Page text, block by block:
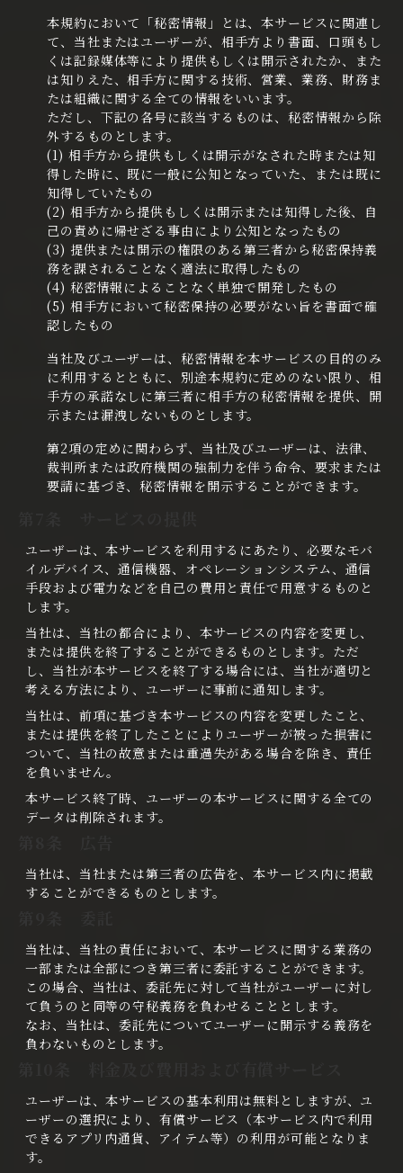
本規約において「秘密情報」とは、本サービスに関連し
て、当社またはユーザーが、相手方より書面、口頭もし
くは記録媒体等により提供もしくは開示されたか、また
は知りえた、相手方に関する技術、営業、業務、財務ま
たは組織に関する全ての情報をいいます。
ただし、下記の各号に該当するものは、秘密情報から除
外するものとします。
(1) 相手方から提供もしくは開示がなされた時または知
得した時に、既に一般に公知となっていた、または既に
知得していたもの
(2) 相手方から提供もしくは開示または知得した後、自
己の責めに帰せざる事由により公知となったもの
(3) 提供または開示の権限のある第三者から秘密保持義
務を課されることなく適法に取得したもの
(4) 秘密情報によることなく単独で開発したもの
(5) 相手方において秘密保持の必要がない旨を書面で確
認したもの
当社及びユーザーは、秘密情報を本サービスの目的のみ
に利用するとともに、別途本規約に定めのない限り、相
手方の承諾なしに第三者に相手方の秘密情報を提供、開
示または漏洩しないものとします。
第2項の定めに関わらず、当社及びユーザーは、法律、
裁判所または政府機関の強制力を伴う命令、要求または
要請に基づき、秘密情報を開示することができます。
ユーザーは、本サービスを利用するにあたり、必要なモバ
イルデバイス、通信機器、オペレーションシステム、通信
手段および電力などを自己の費用と責任で用意するものと
します。
当社は、当社の都合により、本サービスの内容を変更し、
または提供を終了することができるものとします。ただ
し、当社が本サービスを終了する場合には、当社が適切と
考える方法により、ユーザーに事前に通知します。
当社は、前項に基づき本サービスの内容を変更したこと、
または提供を終了したことによりユーザーが被った損害に
ついて、当社の故意または重過失がある場合を除き、責任
を負いません。
本サービス終了時、ユーザーの本サービスに関する全ての
データは削除されます。
当社は、当社または第三者の広告を、本サービス内に掲載
することができるものとします。
当社は、当社の責任において、本サービスに関する業務の
一部または全部につき第三者に委託することができます。
この場合、当社は、委託先に対して当社がユーザーに対し
て負うのと同等の守秘義務を負わせることとします。
なお、当社は、委託先についてユーザーに開示する義務を
負わないものとします。
ユーザーは、本サービスの基本利用は無料としますが、ユ
ーザーの選択により、有償サービス（本サービス内で利用
できるアプリ内通貨、アイテム等）の利用が可能となりま
す。